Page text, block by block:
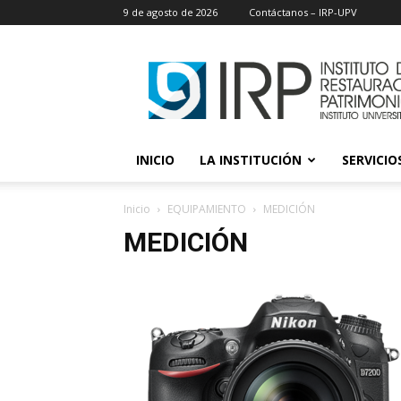
9 de agosto de 2026 Contáctanos – IRP-UPV
IRP
INICIO LA INSTITUCIÓN
Inicio EQUIPAMIENTO MEDICIÓN
MEDICIÓN